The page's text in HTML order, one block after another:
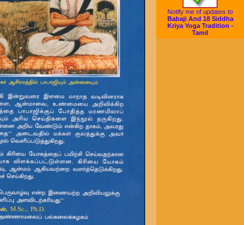
Notify me of updates to
Babaji And 18 Siddha
Kriya Yoga Tradition -
Tamil